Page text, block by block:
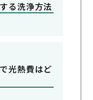
る洗浄方法
光熱費はど